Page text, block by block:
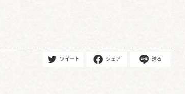
ツイート シェア 送る